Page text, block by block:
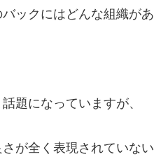
ックにはどんな組織があ
題になっていますが、
が全く表現されていない